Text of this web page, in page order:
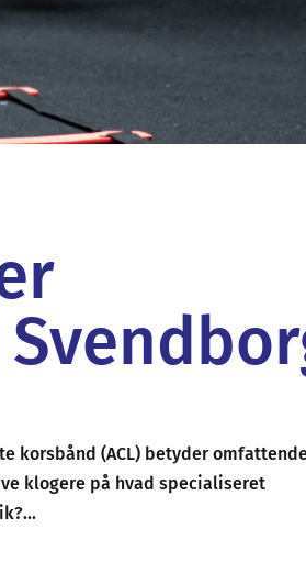
korsbånd (ACL) betyder
klogere på hvad specialiseret